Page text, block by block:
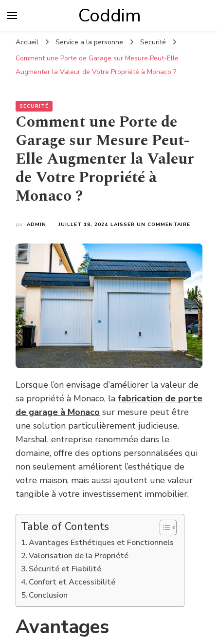
Coddim
Accueil Service a la personne
Securité
Comment une Porte de Garage sur Mesure Peut-Elle
Augmenter la Valeur de Votre Propriété à Monaco ?
SECURITÉ
Comment une Porte de
Garage sur Mesure Peut-
Elle Augmenter la Valeur
de Votre Propriété à
Monaco ?
par ADMIN JUILLET 18, 2024 LAISSER UN COMMENTAIRE
PORTE
DE
GARAGE
SUR
MESURE
PEUT-
ELLE
LA
VALEUR
DE
VOTRE
À
?
Lorsque l’on envisage d’améliorer la valeur de
sa propriété à Monaco, la fabrication de porte
de garage à Monaco sur mesure peut être
une solution particulièrement judicieuse.
Marshal, entreprise renommée dans le
domaine, offre des options personnalisées qui
non seulement améliorent l’esthétique de
votre maison, mais aussi ajoutent une valeur
tangible à votre investissement immobilier.
Table of Contents
Avantages Esthétiques et Fonctionnels
Valorisation de la Propriété
Sécurité et Fiabilité
Confort et Accessibilité
Conclusion
Avantages